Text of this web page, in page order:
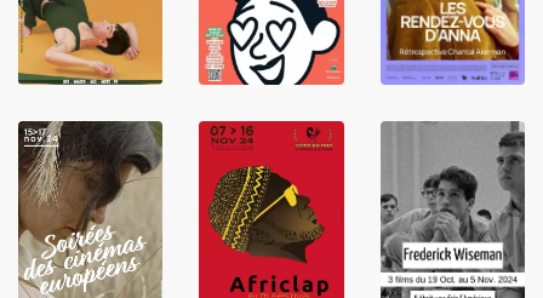
LIRE LIRE LIRE
LIRE
LIRE
LIRE